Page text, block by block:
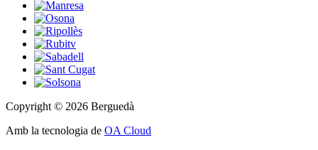
Copyright © 2026 Berguedà
Amb la tecnologia de OA Cloud